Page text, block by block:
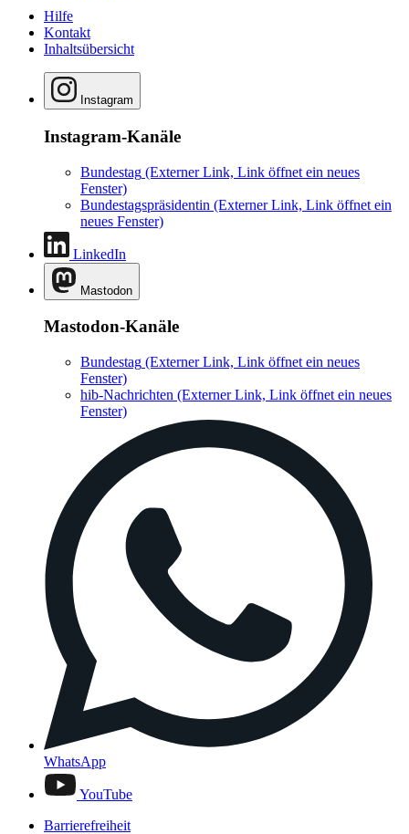
Hilfe
Kontakt
Inhaltsübersicht
Instagram
Instagram-Kanäle
Bundestag (Externer Link, Link öffnet ein neues
Fenster)
Bundestagspräsidentin (Externer Link, Link öffnet ein
neues Fenster)
LinkedIn
Mastodon
Mastodon-Kanäle
Bundestag (Externer Link, Link öffnet ein neues
Fenster)
hib-Nachrichten (Externer Link, Link öffnet ein neues
Fenster)
WhatsApp
YouTube
Barrierefreiheit